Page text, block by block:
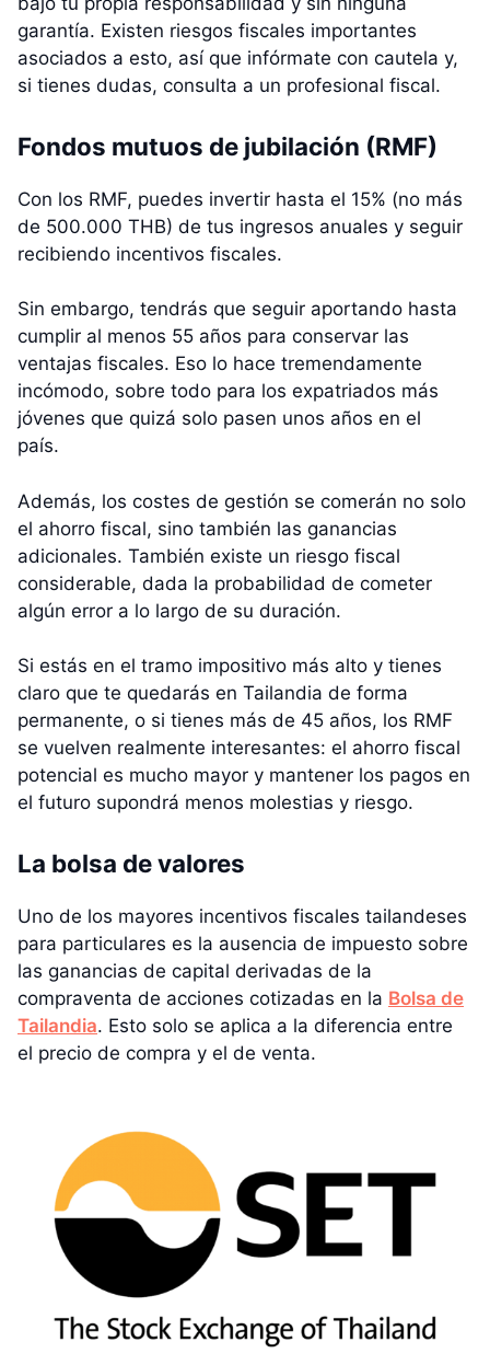
garantía. Existen riesgos fiscales importantes
asociados a esto, así que infórmate con cautela y,
si tienes dudas, consulta a un profesional fiscal.
Fondos mutuos de jubilación (RMF)
Con los RMF, puedes invertir hasta el 15% (no más
de 500.000 THB) de tus ingresos anuales y seguir
recibiendo incentivos fiscales.
Sin embargo, tendrás que seguir aportando hasta
cumplir al menos 55 años para conservar las
ventajas fiscales. Eso lo hace tremendamente
incómodo, sobre todo para los expatriados más
jóvenes que quizá solo pasen unos años en el
país.
Además, los costes de gestión se comerán no solo
el ahorro fiscal, sino también las ganancias
adicionales. También existe un riesgo fiscal
considerable, dada la probabilidad de cometer
algún error a lo largo de su duración.
Si estás en el tramo impositivo más alto y tienes
claro que te quedarás en Tailandia de forma
permanente, o si tienes más de 45 años, los RMF
se vuelven realmente interesantes: el ahorro fiscal
potencial es mucho mayor y mantener los pagos en
el futuro supondrá menos molestias y riesgo.
La bolsa de valores
Uno de los mayores incentivos fiscales tailandeses
para particulares es la ausencia de impuesto sobre
las ganancias de capital derivadas de la
compraventa de acciones cotizadas en la Bolsa de
Tailandia. Esto solo se aplica a la diferencia entre
el precio de compra y el de venta.